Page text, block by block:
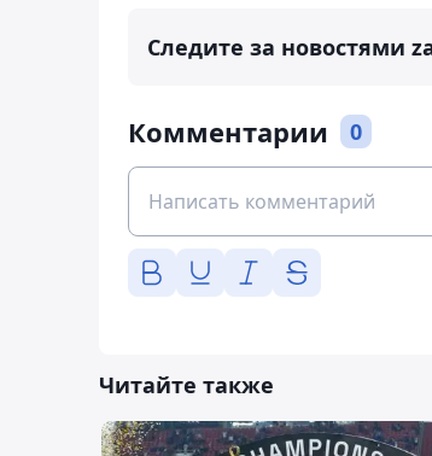
Следите за новостями
Комментарии 0
Читайте также